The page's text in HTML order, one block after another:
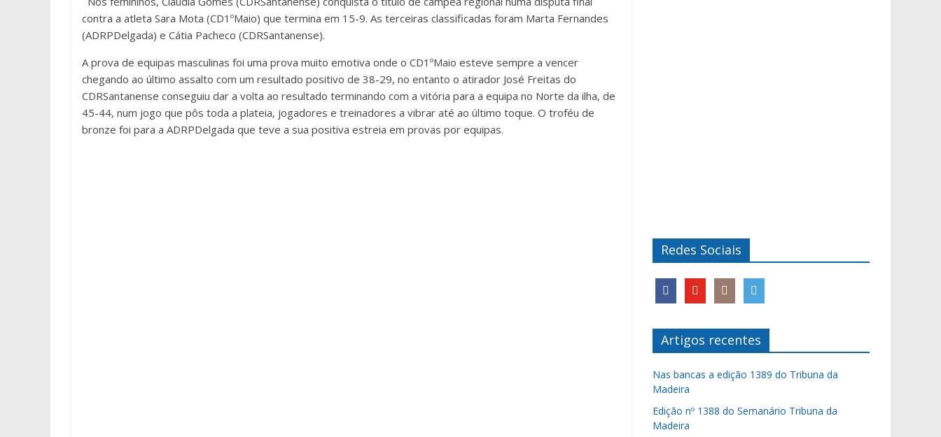
contra a atleta Sara Mota (CD1ºMaio) que termina em 15-9. As terceiras classificadas foram Marta Fernandes
(ADRPDelgada) e Cátia Pacheco (CDRSantanense).
A prova de equipas masculinas foi uma prova muito emotiva onde o CD1ºMaio esteve sempre a vencer
chegando ao último assalto com um resultado positivo de 38-29, no entanto o atirador José Freitas do
CDRSantanense conseguiu dar a volta ao resultado terminando com a vitória para a equipa no Norte da ilha, de
45-44, num jogo que pôs toda a plateia, jogadores e treinadores a vibrar até ao último toque. O troféu de
bronze foi para a ADRPDelgada que teve a sua positiva estreia em provas por equipas.
Redes Sociais
Artigos recentes
Nas bancas a edição 1389 do Tribuna da
Madeira
Edição nº 1388 do Semanário Tribuna da
Madeira